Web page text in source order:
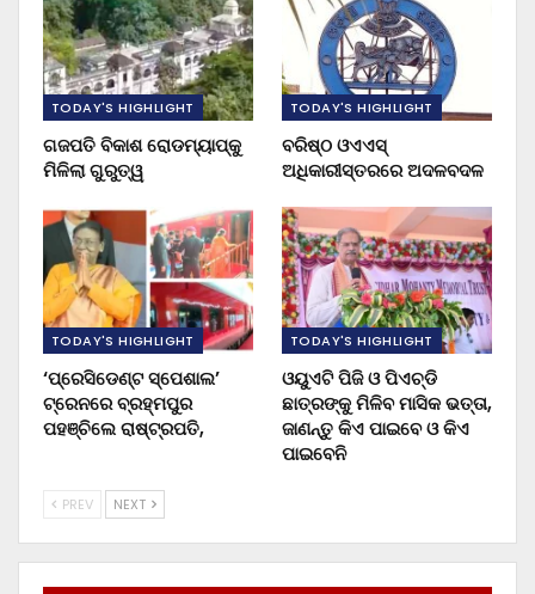
TODAY'S HIGHLIGHT
ଗଜପତି ବିକାଶ ରୋଡମ୍ୟାପ୍‌କୁ
ମିଳିଲା ଗୁରୁତ୍ୱ
TODAY'S HIGHLIGHT
ବରିଷ୍ଠ ଓଏଏସ୍‌
ଅଧିକାରୀସ୍ତରରେ ଅଦଳବଦଳ
TODAY'S HIGHLIGHT
‘ପ୍ରେସିଡେଣ୍ଟ ସ୍ପେଶାଲ’
ଟ୍ରେନରେ ବ୍ରହ୍ମପୁର
ପହଞ୍ଚିଲେ ରାଷ୍ଟ୍ରପତି,
TODAY'S HIGHLIGHT
ଓୟୁଏଟି ପିଜି ଓ ପିଏଚ୍‌ଡି
ଛାତ୍ରଙ୍କୁ ମିଳିବ ମାସିକ ଭତ୍ତା,
ଜାଣନ୍ତୁ କିଏ ପାଇବେ ଓ କିଏ
ପାଇବେନି
PREV NEXT